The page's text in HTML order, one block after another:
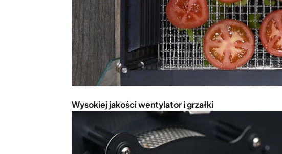
Wysokiej jakości wentylator i grzałki